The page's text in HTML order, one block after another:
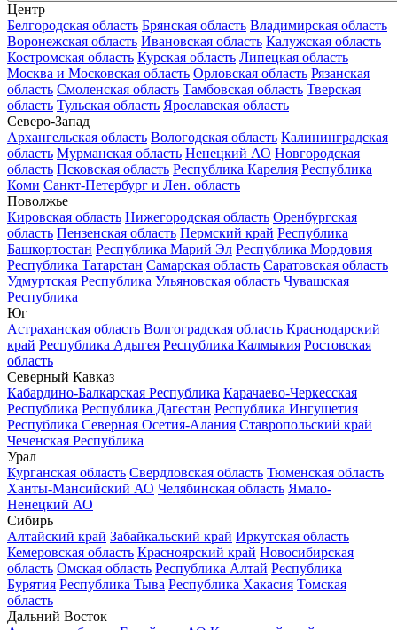
Центр
Белгородская область Брянская область Владимирская область
Воронежская область Ивановская область Калужская область
Костромская область Курская область Липецкая область
Москва и Московская область Орловская область Рязанская
область Смоленская область Тамбовская область Тверская
область Тульская область Ярославская область
Северо-Запад
Архангельская область Вологодская область Калининградская
область Мурманская область Ненецкий АО Новгородская
область Псковская область Республика Карелия Республика
Коми Санкт-Петербург и Лен. область
Поволжье
Кировская область Нижегородская область Оренбургская
область Пензенская область Пермский край Республика
Башкортостан Республика Марий Эл Республика Мордовия
Республика Татарстан Самарская область Саратовская область
Удмуртская Республика Ульяновская область Чувашская
Республика
Юг
Астраханская область Волгоградская область Краснодарский
край Республика Адыгея Республика Калмыкия Ростовская
область
Северный Кавказ
Кабардино-Балкарская Республика Карачаево-Черкесская
Республика Республика Дагестан Республика Ингушетия
Республика Северная Осетия-Алания Ставропольский край
Чеченская Республика
Урал
Курганская область Свердловская область Тюменская область
Ханты-Мансийский АО Челябинская область Ямало-
Ненецкий АО
Сибирь
Алтайский край Забайкальский край Иркутская область
Кемеровская область Красноярский край Новосибирская
область Омская область Республика Алтай Республика
Бурятия Республика Тыва Республика Хакасия Томская
область
Дальний Восток